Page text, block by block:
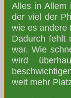
Alles in Allem
der viel der
wie es andere
Dadurch fehlt
war. Wie
wird
weit mehr